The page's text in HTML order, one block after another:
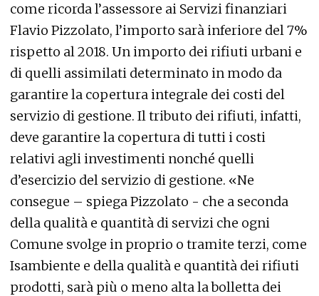
come ricorda l’assessore ai Servizi finanziari
Flavio Pizzolato, l’importo sarà inferiore del 7%
rispetto al 2018. Un importo dei rifiuti urbani e
di quelli assimilati determinato in modo da
garantire la copertura integrale dei costi del
servizio di gestione. Il tributo dei rifiuti, infatti,
deve garantire la copertura di tutti i costi
relativi agli investimenti nonché quelli
d’esercizio del servizio di gestione. «Ne
consegue – spiega Pizzolato - che a seconda
della qualità e quantità di servizi che ogni
Comune svolge in proprio o tramite terzi, come
Isambiente e della qualità e quantità dei rifiuti
prodotti, sarà più o meno alta la bolletta dei